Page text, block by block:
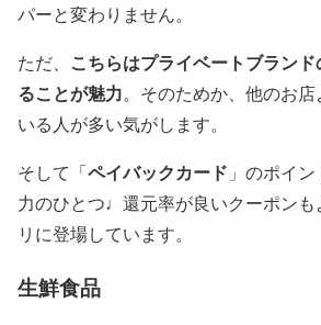
パーと変わりません。
ただ、 こちらはプライベートブラン
ることが魅力。そのためか、他のお
いる人が多い気がします。
そして「ペイバックカード 」のポイ
力のひとつ♩還元率が良いクーポンも
リに登場しています。
生鮮食品